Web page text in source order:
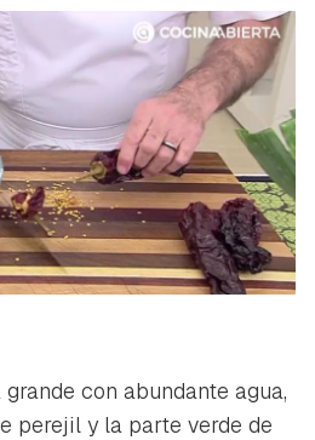
con abundante agua,
perejil y la parte verde de